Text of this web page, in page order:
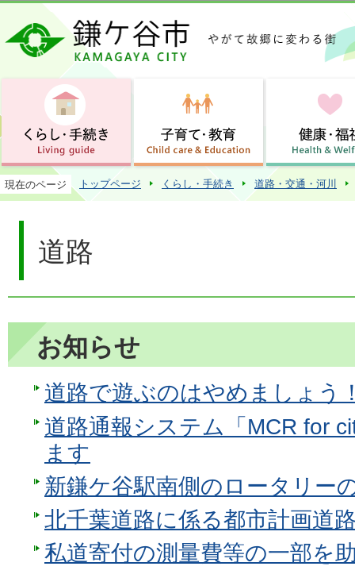
この
現在のページ トップページ くらし・手続き 道路・交通・河川
道路
お知らせ
道路で遊ぶのはやめましょう
道路通報システム「MCR for
ます
新鎌ケ谷駅南側のロータリー
北千葉道路に係る都市計画道
私道寄付の測量費等の一部を